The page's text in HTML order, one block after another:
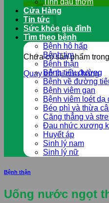
Chưa có sản phẩm
Quay trở lại cửa hàng
Tinh dầu thơm
Cửa Hàng
Tin tức
Sức khỏe gia đình
Tìm theo bệnh
Bệnh hô hấp
Bệnh tim
Bệnh thận
Bệnh tiểu đường
Bệnh về đường
Bệnh viêm gan
Bệnh viêm loét dạ
Béo phì và thừa
Căng thẳng và
Đau nhức xương
Huyết áp
Sinh lý nam
Sinh lý nữ
Bệnh thận
Uống nước ngọt